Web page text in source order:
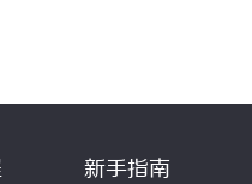
新手指南